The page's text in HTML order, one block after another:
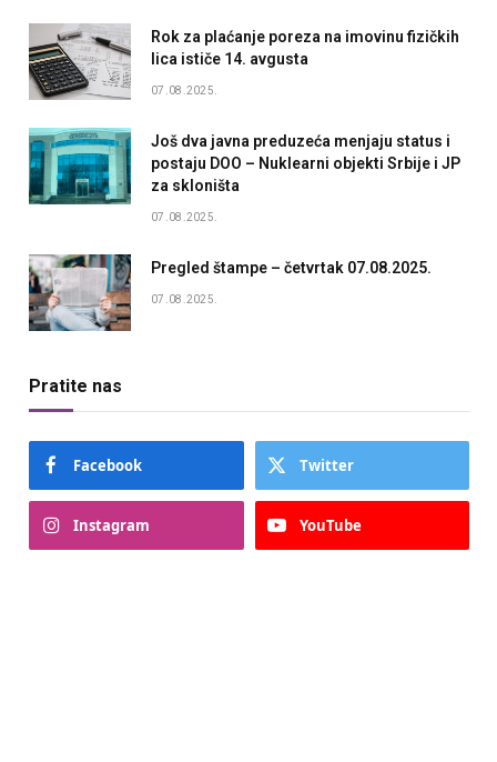
Rok za plaćanje poreza na imovinu fizičkih
lica ističe 14. avgusta
07.08.2025.
Još dva javna preduzeća menjaju status i
postaju DOO – Nuklearni objekti Srbije i JP
za skloništa
07.08.2025.
Pregled štampe – četvrtak 07.08.2025.
07.08.2025.
Pratite nas
Facebook Twitter
Instagram YouTube